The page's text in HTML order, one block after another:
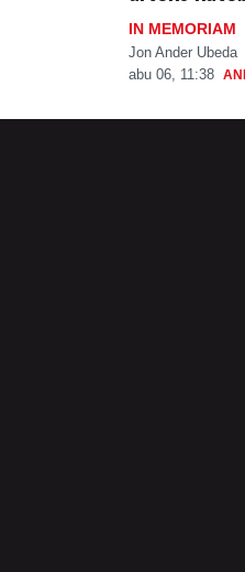
IN MEMORIAM
Jon Ander Ubeda
abu 06, 11:38